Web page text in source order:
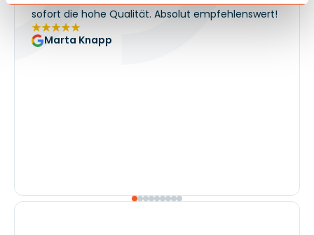
sofort die hohe Qualität. Absolut empfehlenswert!
Marta Knapp